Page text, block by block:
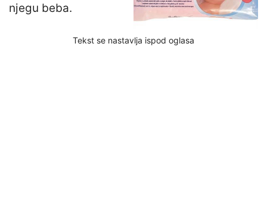
njegu beba.
Tekst se nastavlja ispod oglasa